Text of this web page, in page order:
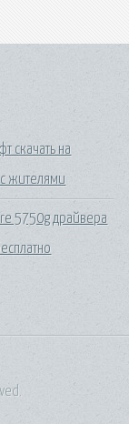
скачать на
жителями
5750g драйвера